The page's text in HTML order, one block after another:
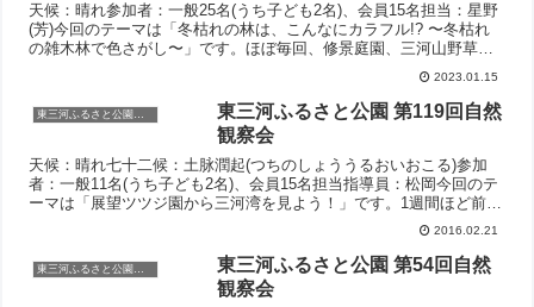
天候：晴れ参加者：一般25名(うち子ども2名)、会員15名担当：星野
(芳)今回のテーマは「冬枯れの林は、こんなにカラフル!? 〜冬枯れ
の雑木林で色さがし〜」です。ほぼ毎回、修景庭園、三河山野草園
と園内を回るコースで観察しますが、今回はコースは同じですが逆
回りで園内を回りました。冬枯れの園内で生き物の色を探しまし
た。花や果実、野鳥などのさまざまな生き物の色を見...
2023.01.15
東三河ふるさと公園自然観察会
東三河ふるさと公園 第119回自然
観察会
天候：晴れ七十二候：土脉潤起(つちのしょううるおいおこる)参加
者：一般11名(うち子ども2名)、会員15名担当指導員：松岡今回のテ
ーマは「展望ツツジ園から三河湾を見よう！」です。1週間ほど前に
産卵されたヤマアカガエルの卵を皮切りに、修景庭園の池では水鳥
を、途中では岩石の露頭を観察しながら展望ツツジ園を目指しまし
た。雲が多く三河湾をしっかりとは見られませんでし...
2016.02.21
東三河ふるさと公園 第54回自然
観察会